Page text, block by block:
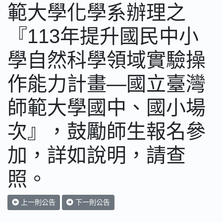
範大學化學系辦理之
『113年提升國民中小
學自然科學領域實驗操
作能力計畫—國立臺灣
師範大學國中、國小場
次』，鼓勵師生報名參
加，詳如說明，請查
照。
上一則公告 下一則公告